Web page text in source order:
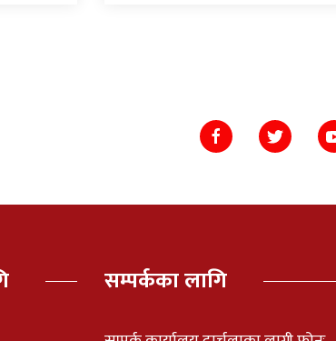
सम्पर्कका लागि